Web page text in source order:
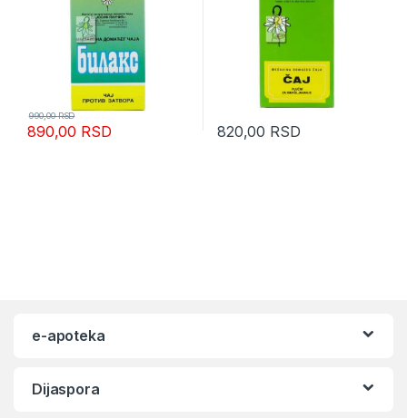
890,00 RSD
990,00RSD
820,00 RSD
e-apoteka
Dijaspora